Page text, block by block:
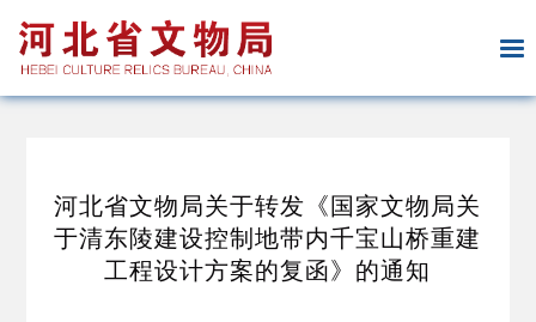
河北省文物局关于转发《国家文物局关
于清东陵建设控制地带内千宝山桥重建
工程设计方案的复函》的通知